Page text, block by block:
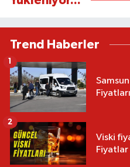
Trend Haberler
Samsun
1
Viski
Fiyatlar
2